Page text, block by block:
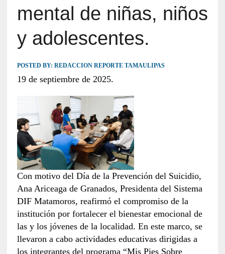
mental de niñas, niños
y adolescentes.
POSTED BY: REDACCION REPORTE TAMAULIPAS
19 de septiembre de 2025.
Con motivo del Día de la Prevención del Suicidio,
Ana Ariceaga de Granados, Presidenta del Sistema
DIF Matamoros, reafirmó el compromiso de la
institución por fortalecer el bienestar emocional de
las y los jóvenes de la localidad. En este marco, se
llevaron a cabo actividades educativas dirigidas a
los integrantes del programa “Mis Pies Sobre